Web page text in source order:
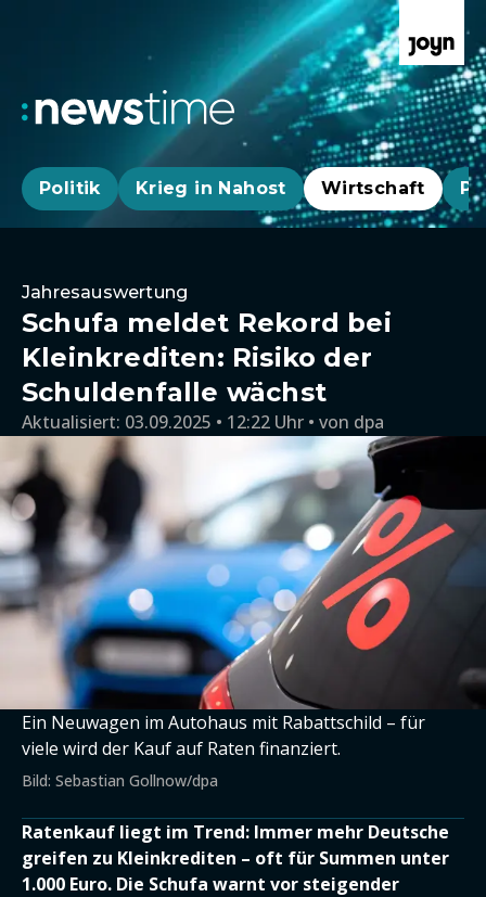
Politik Krieg in Nahost Wirtschaft
Jahresauswertung
Schufa meldet Rekord bei
Kleinkrediten: Risiko der
Schuldenfalle wächst
Aktualisiert: 03.09.2025 • 12:22 Uhr von dpa
Ein Neuwagen im Autohaus mit Rabattschild – für
viele wird der Kauf auf Raten finanziert.
Bild: Sebastian Gollnow/dpa
Ratenkauf liegt im Trend: Immer mehr Deutsche
greifen zu Kleinkrediten – oft für Summen unter
1.000 Euro. Die Schufa warnt vor steigender